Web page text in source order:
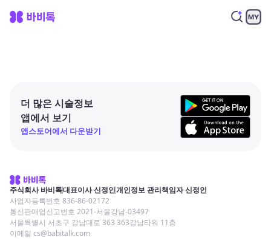
더 많은 시술정보
앱에서 보기
앱스토어에서 다운받기
주식회사 바비톡대표이사 신정인개인정보 관리책임자 신정인
사업자등록번호 836-86-02172
통신판매업신고번호 2021-서울강남-03497
서울특별시 서초구 강남대로 363 363강남타워 11층
이메일 cs@babitalk.com